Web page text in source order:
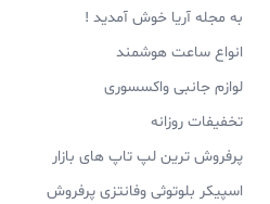
به مجله آریا خوش آمدید !
انواع ساعت هوشمند
لوازم جانبی واکسسوری
تخفیفات روزانه
پرفروش ترین لپ تاپ های بازار
اسپیکر بلوتوثی وفانتزی پرفروش